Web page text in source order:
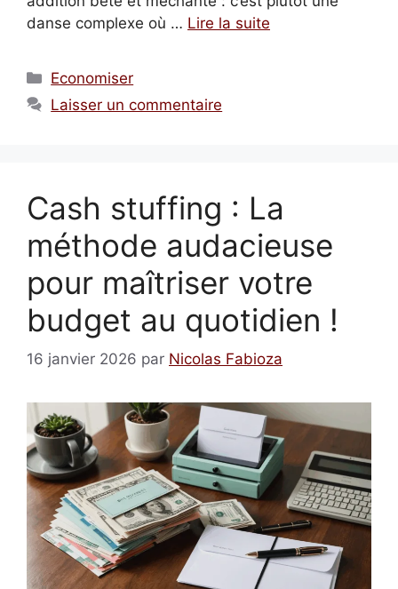
danse complexe où … Lire la suite
Catégories
Economiser
Laisser un commentaire
Cash stuffing : La
méthode audacieuse
pour maîtriser votre
budget au quotidien !
16 janvier 2026 par Nicolas Fabioza